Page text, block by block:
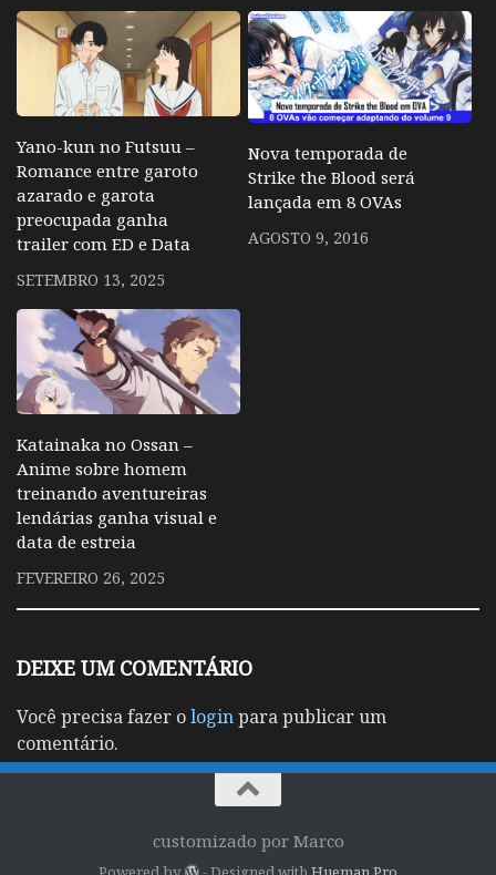
Yano-kun no Futsuu –
Romance entre garoto
azarado e garota
preocupada ganha
trailer com ED e Data
SETEMBRO 13, 2025
Nova temporada de
Strike the Blood será
lançada em 8 OVAs
AGOSTO 9, 2016
Katainaka no Ossan –
Anime sobre homem
treinando aventureiras
lendárias ganha visual e
data de estreia
FEVEREIRO 26, 2025
DEIXE UM COMENTÁRIO
Você precisa fazer ologinpara publicar um
comentário.
customizado por Marco